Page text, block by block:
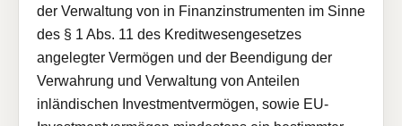
der Verwaltung von in Finanzinstrumenten im Sinne
des § 1 Abs. 11 des Kreditwesengesetzes
angelegter Vermögen und der Beendigung der
Verwahrung und Verwaltung von Anteilen
inländischen Investmentvermögen, sowie EU-